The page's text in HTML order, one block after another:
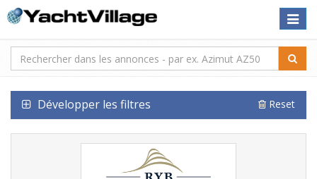
Toggle
Développer les filtres Reset